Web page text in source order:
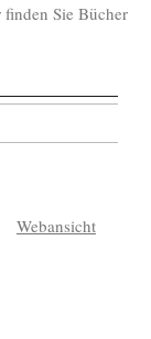
Sie Bücher
Webansicht